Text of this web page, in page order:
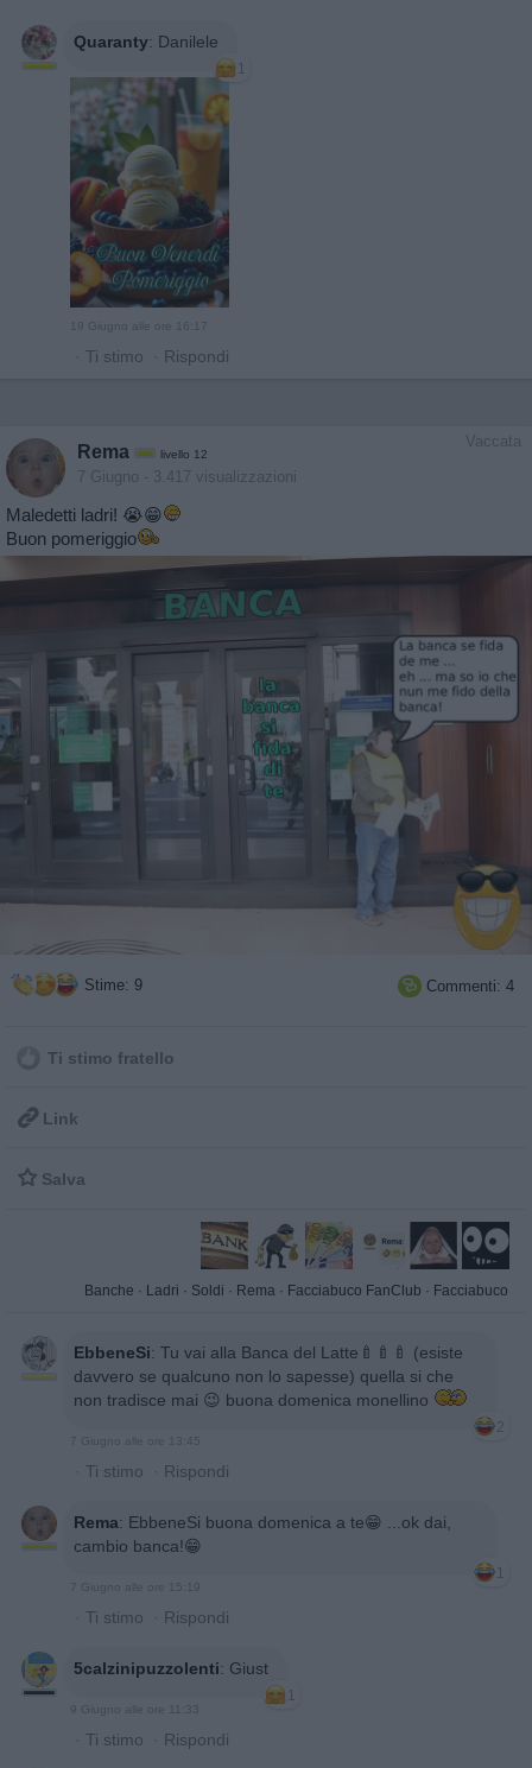
Quaranty: Danilele
1
19 Giugno alle ore 16:17
· Ti stimo · Rispondi
Vaccata
Rema livello 12
7 Giugno - 3.417 visualizzazioni
Maledetti ladri! 😭😁
Buon pomeriggio
Stime: 9  Commenti: 4
Ti stimo fratello
 Link
 Salva
Banche · Ladri · Soldi · Rema · Facciabuco FanClub · Facciabuco
EbbeneSi: Tu vai alla Banca del Latte🍼🍼🍼 (esiste
davvero se qualcuno non lo sapesse) quella si che
non tradisce mai 😉 buona domenica monellino
2
7 Giugno alle ore 13:45
· Ti stimo · Rispondi
Rema: EbbeneSi buona domenica a te😁 ...ok dai,
cambio banca!😁
1
7 Giugno alle ore 15:19
· Ti stimo · Rispondi
5calzinipuzzolenti: Giust
1
9 Giugno alle ore 11:33
· Ti stimo · Rispondi